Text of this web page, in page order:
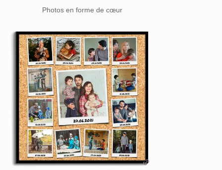
Photos en forme de cœur